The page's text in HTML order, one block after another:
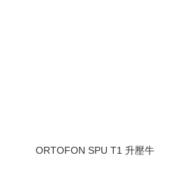
ORTOFON SPU T1 升壓牛